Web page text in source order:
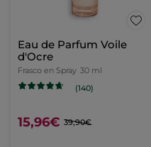
Eau de Parfum Voile
d'Ocre
Frasco en Spray 30 ml
(140)
15,96€ 39,90€